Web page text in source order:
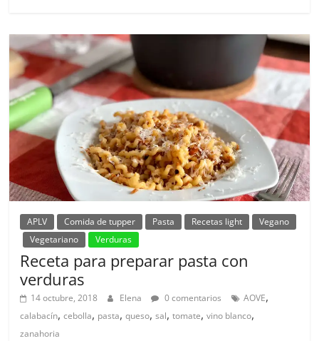
APLV Comida de tupper Pasta Recetas light
Vegano
Vegetariano
Verduras
Receta para preparar pasta con
verduras
14 octubre, 2018 Elena 0 comentarios AOVE,
calabacín,cebolla, pasta,queso,sal,tomate,vino blanco,
zanahoria